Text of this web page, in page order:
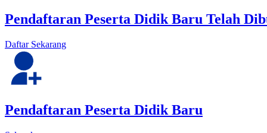
Pendaftaran Peserta Didik Baru Telah
Daftar Sekarang
Pendaftaran Peserta Didik Baru